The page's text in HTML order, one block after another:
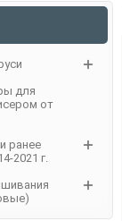
для
от
ранее
2021 г.